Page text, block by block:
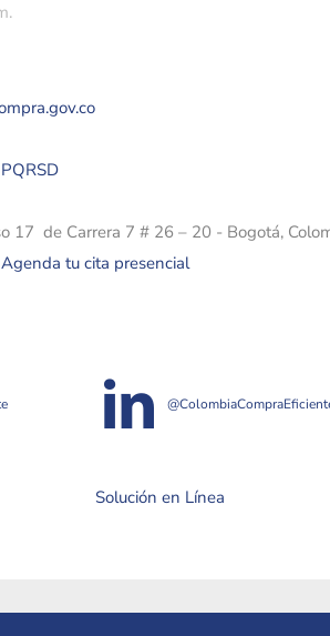
17 de Carrera 7 # 26 – 20 - Bogotá,
Agenda tu cita presencial
Solución en Línea